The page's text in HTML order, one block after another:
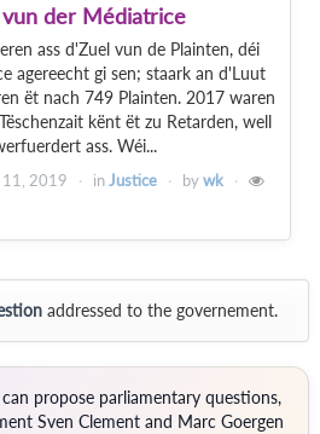
der Médiatrice
ass d'Zuel vun de Plainten, déi
agereecht gi sen; staark an d'Luut
ët nach 749 Plainten. 2017 waren
kënt ët zu Retarden, well
ass. Wéi...
11, 2019 inJustice bywk
addressed to the governement.
propose parliamentary questions,
Sven Clement and Marc Goergen